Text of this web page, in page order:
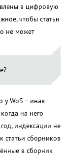
в цифровую
чтобы статьи
не может
у WoS – иная
на него
индексации не
статьи сборников
в сборник